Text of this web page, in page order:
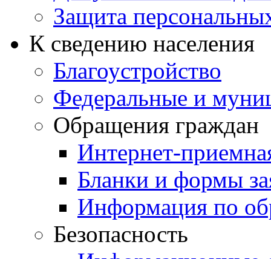
Защита
К сведению населения
Благоустройство
Федеральные и
Обращения граждан
Интернет-
Бланки и формы
Информация по
Безопасность